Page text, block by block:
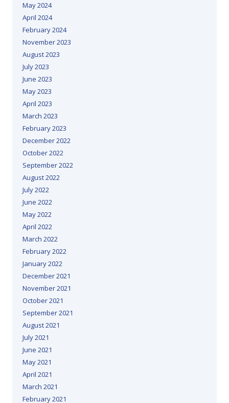
May 2024
April 2024
February 2024
November 2023
August 2023
July 2023
June 2023
May 2023
April 2023
March 2023
February 2023
December 2022
October 2022
September 2022
August 2022
July 2022
June 2022
May 2022
April 2022
March 2022
February 2022
January 2022
December 2021
November 2021
October 2021
September 2021
August 2021
July 2021
June 2021
May 2021
April 2021
March 2021
February 2021